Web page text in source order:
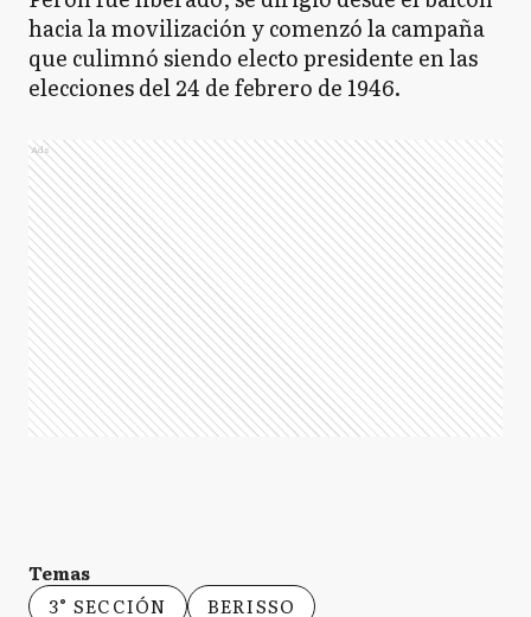
hacia la movilización y comenzó la campaña
que culimnó siendo electo presidente en las
elecciones del 24 de febrero de 1946.
Ads
Temas
3° SECCIÓN
BERISSO